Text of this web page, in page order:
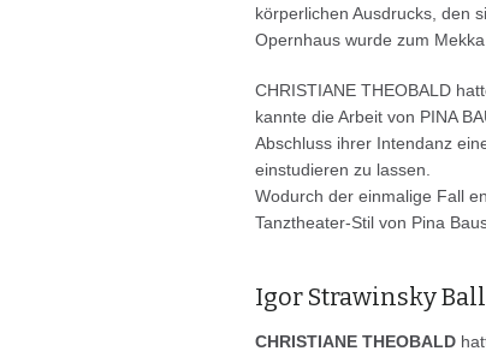
körperlichen Ausdrucks, den
Opernhaus wurde zum
CHRISTIANE THEOBALD
kannte die Arbeit von PINA
Abschluss ihrer Intendanz
einstudieren zu lassen.
Wodurch der einmalige Fall
Tanztheater-Stil von Pina
Igor Strawinsky
CHRISTIANE THEOBALD